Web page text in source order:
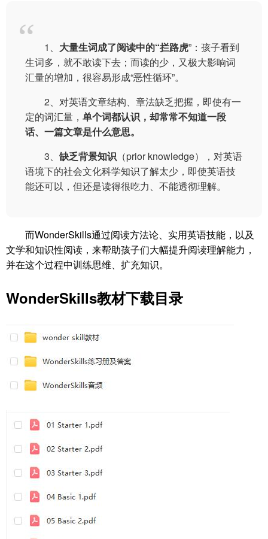
1、 大量生词成了阅读中的“拦路虎”：孩子看到
生词多，就不敢读下去；而读的少，又极大影响词
汇量的增加，很容易形成“恶性循环”。
2、对英语文章结构、章法缺乏把握，即使有一
定的词汇量， 单个词都认识，却常常不知道一段
话、一篇文章是什么意思。
3、 缺乏背景知识 （prior knowledge），对英语
语境下的社会文化科学知识了解太少，即使英语技
能还可以，但还是读得很吃力、不能透彻理解。
而WonderSkills通过阅读方法论、实用英语技能，以及
文学和知识性阅读，来帮助孩子们大幅提升阅读理解能力，
并在这个过程中训练思维、扩充知识。
WonderSkills教材下载目录